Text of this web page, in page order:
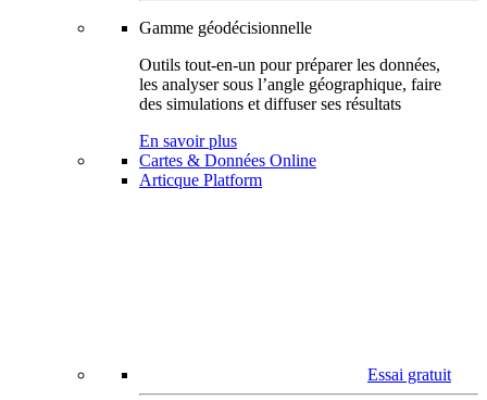
Gamme géodécisionnelle
Outils tout-en-un pour préparer les données,
les analyser sous l’angle géographique, faire
des simulations et diffuser ses résultats
En savoir plus
Cartes & Données Online
Articque Platform
Essai gratuit